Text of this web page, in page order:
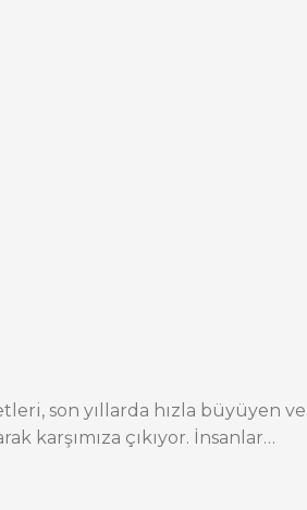
son yıllarda hızla büyüyen ve
karşımıza çıkıyor. İnsanlar…